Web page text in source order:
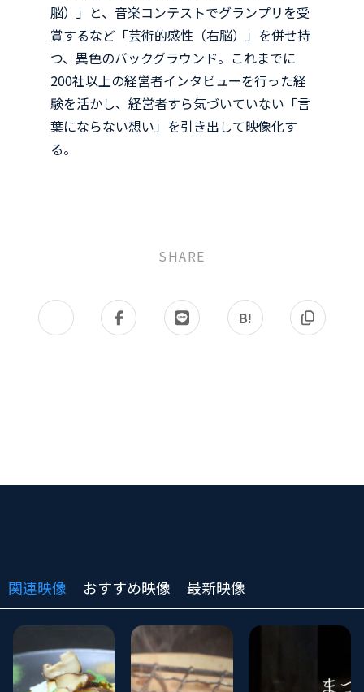
脳）」と、音楽コンテストでグランプリを受
賞するなど「芸術的感性（右脳）」を併せ持
つ、異色のバックグラウンド。これまでに
200社以上の経営者インタビューを行った経
験を活かし、経営者すら気づいていない「言
葉にならない想い」を引き出して映像化す
る。
SHARE
B!
関連映像 おすすめ映像 最新映像